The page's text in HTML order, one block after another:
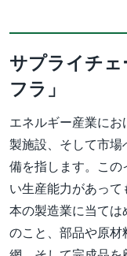
サプライチ
フラ」
エネルギー産業に
製施設、そして市
備を指します。こ
い生産能力があっ
本の製造業に当て
のこと、部品や原